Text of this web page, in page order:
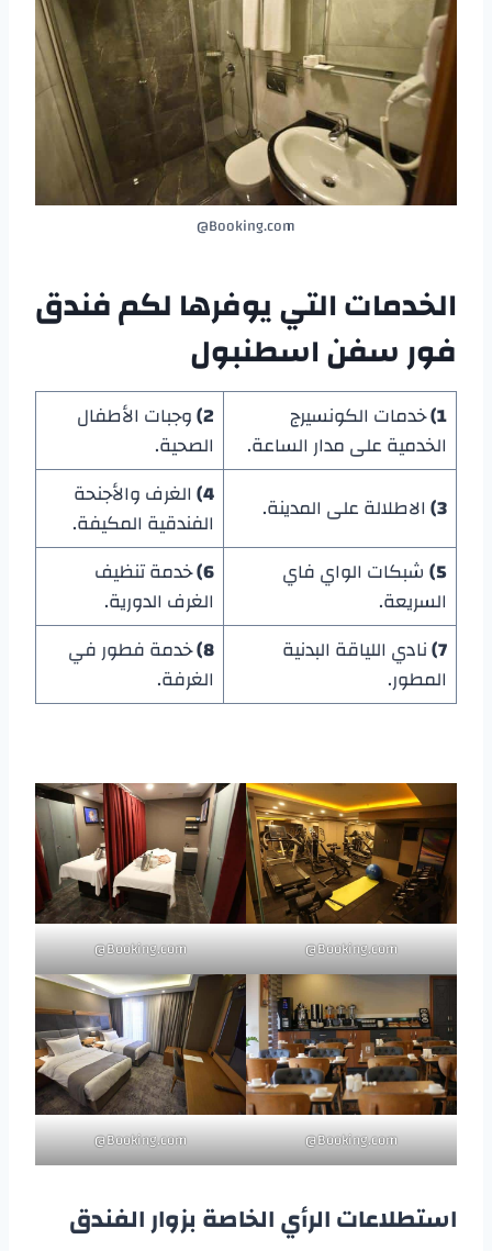
Booking.com@
الخدمات التي يوفرها لكمفندق
فور سفن اسطنبول
1) خدمات الكونسيرج
الخدمية على مدار الساعة.
2) وجبات الأطفال
الصحية.
3) الاطلالة على المدينة. 4) الغرف والأجنحة
الفندقية المكيفة.
5) شبكات الواي فاي
السريعة.
6) خدمة تنظيف
الغرف الدورية.
7) نادي اللياقة البدنية
المطور.
8) خدمة فطور في
الغرفة.
Booking.com@
Booking.com@
Booking.com@
Booking.com@
استطلاعات الرأي الخاصة بزوار الفندق